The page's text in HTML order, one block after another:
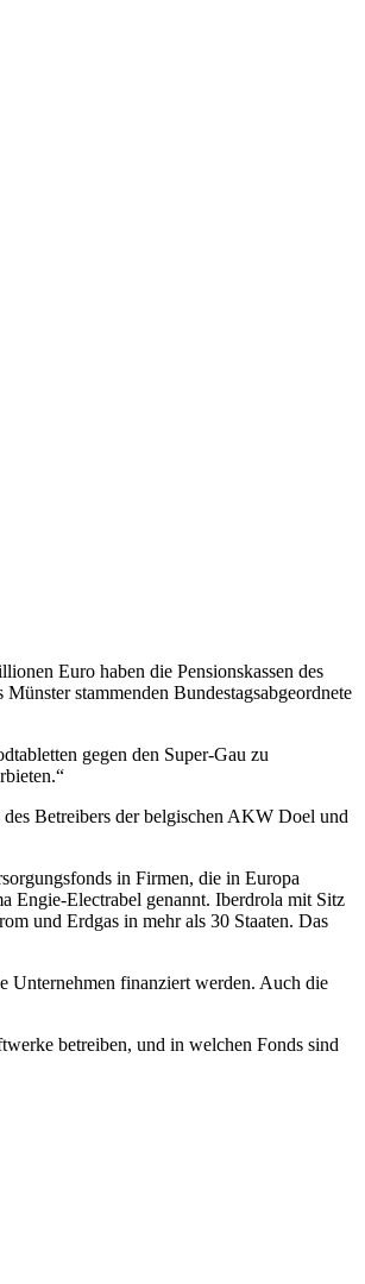
Euro haben die Pensionskassen des
stammenden Bundestagsabgeordnete
gegen den Super-Gau zu
Betreibers der belgischen AKW Doel und
in Firmen, die in Europa
Engie-Electrabel genannt. Iberdrola mit Sitz
und Erdgas in mehr als 30 Staaten. Das
Unternehmen finanziert werden. Auch die
betreiben, und in welchen Fonds sind